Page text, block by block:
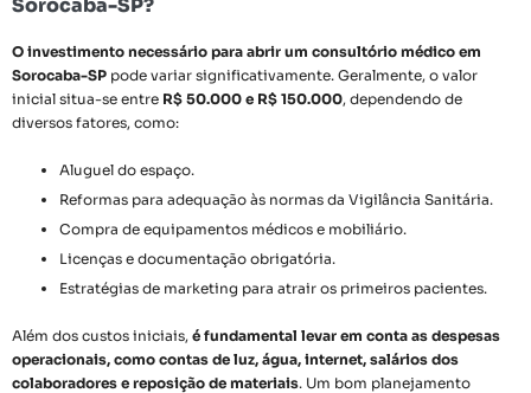
Sorocaba-SP?
O investimento necessário para abrir um consultório médico em
Sorocaba-SP pode variar significativamente. Geralmente, o valor
inicial situa-se entre R$ 50.000 e R$ 150.000, dependendo de
diversos fatores, como:
Aluguel do espaço.
Reformas para adequação às normas da Vigilância Sanitária.
Compra de equipamentos médicos e mobiliário.
Licenças e documentação obrigatória.
Estratégias de marketing para atrair os primeiros pacientes.
Além dos custos iniciais, é fundamental levar em conta as despesas
operacionais, como contas de luz, água, internet, salários dos
colaboradores e reposição de materiais. Um bom planejamento